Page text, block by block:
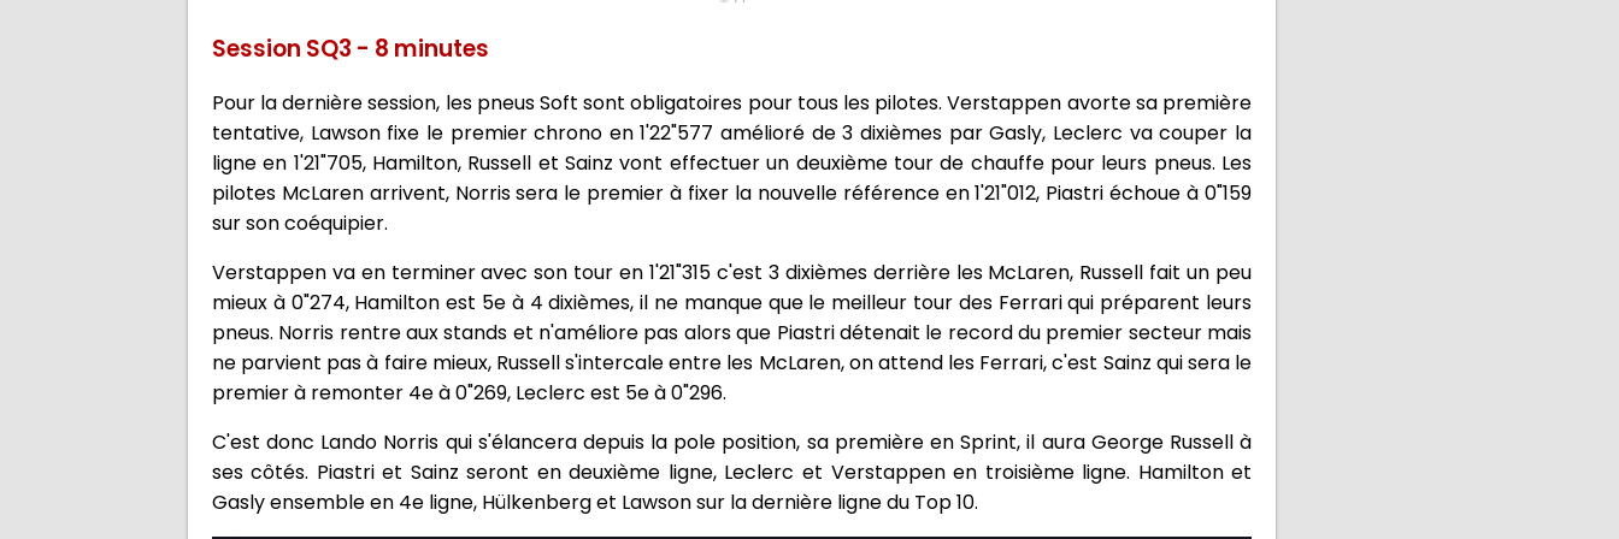
Session SQ3 - 8 minutes
Pour la dernière session, les pneus Soft sont obligatoires pour tous les pilotes. Verstappen avorte sa première
tentative, Lawson fixe le premier chrono en 1'22"577 amélioré de 3 dixièmes par Gasly, Leclerc va couper la
ligne en 1'21"705, Hamilton, Russell et Sainz vont effectuer un deuxième tour de chauffe pour leurs pneus. Les
pilotes McLaren arrivent, Norris sera le premier à fixer la nouvelle référence en 1'21"012, Piastri échoue à 0"159
sur son coéquipier.
Verstappen va en terminer avec son tour en 1'21"315 c'est 3 dixièmes derrière les McLaren, Russell fait un peu
mieux à 0"274, Hamilton est 5e à 4 dixièmes, il ne manque que le meilleur tour des Ferrari qui préparent leurs
pneus. Norris rentre aux stands et n'améliore pas alors que Piastri détenait le record du premier secteur mais
ne parvient pas à faire mieux, Russell s'intercale entre les McLaren, on attend les Ferrari, c'est Sainz qui sera le
premier à remonter 4e à 0"269, Leclerc est 5e à 0"296.
C'est donc Lando Norris qui s'élancera depuis la pole position, sa première en Sprint, il aura George Russell à
ses côtés. Piastri et Sainz seront en deuxième ligne, Leclerc et Verstappen en troisième ligne. Hamilton et
Gasly ensemble en 4e ligne, Hülkenberg et Lawson sur la dernière ligne du Top 10.